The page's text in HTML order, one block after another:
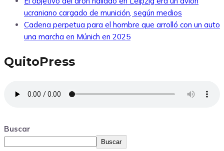
ucraniano cargado de munición, según medios
Cadena perpetua para el hombre que arrolló con un auto
una marcha en Múnich en 2025
QuitoPress
Buscar
Buscar